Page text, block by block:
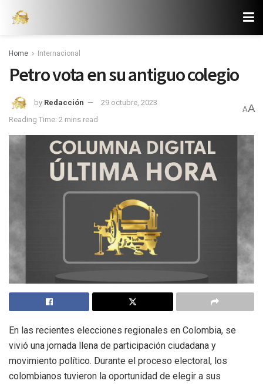
Home Internacional
Petro vota en su antiguo colegio
by Redacción
29 octubre, 2023
Reading Time: 2 mins read
AA
En las recientes elecciones regionales en Colombia, se
vivió una jornada llena de participación ciudadana y
movimiento político. Durante el proceso electoral, los
colombianos tuvieron la oportunidad de elegir a sus